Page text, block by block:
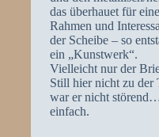
das überhauet für
Rahmen und
der Scheibe – so
ein „Kunstwerk“.
Vielleicht nur der
Still hier nicht zu der
war er nicht
einfach.